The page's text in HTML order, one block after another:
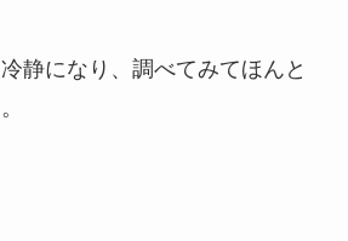
静になり、調べてみてほんと